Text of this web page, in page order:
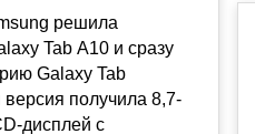
решила
Tab A10 и сразу
Galaxy Tab
получила 8,7-
дисплей с